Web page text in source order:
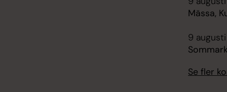
Mässa,
9
Se fler